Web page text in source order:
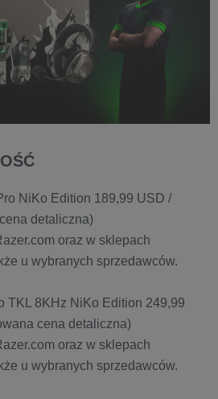
NiKo Edition 189,99 USD /
detaliczna)
oraz w sklepach
u wybranych sprzedawców.
TKL 8KHz NiKo Edition 249,99
cena detaliczna)
oraz w sklepach
u wybranych sprzedawców.